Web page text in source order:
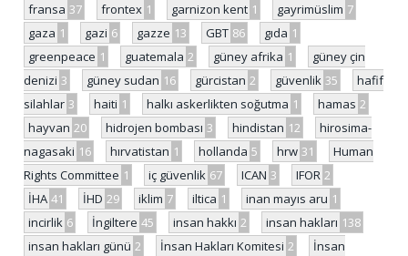
fransa 37 frontex 1 garnizon kent 1 gayrimüslim 7
gaza 1 gazi 6 gazze 13 GBT 86 gıda 1
greenpeace 1 guatemala 2 güney afrika 1
güney çin
denizi 3 güney sudan 16 gürcistan 2 güvenlik 35
hafif
silahlar 3 haiti 1 halkı askerlikten soğutma 1 hamas 2
hayvan 20 hidrojen bombası 3 hindistan 12
hirosima-
nagasaki 16 hırvatistan 1 hollanda 5 hrw 31
Human
Rights Committee 1 iç güvenlik 67 ICAN 3 IFOR 2
İHA 41 İHD 29 iklim 7 iltica 1 inan mayıs aru 1
incirlik 6 İngiltere 45 insan hakkı 2 insan hakları 138
insan hakları günü 2 İnsan Hakları Komitesi 2
İnsan